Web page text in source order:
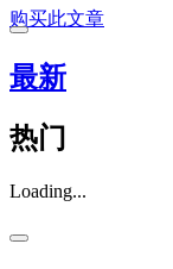
购买此文章
最新
热门
Loading...